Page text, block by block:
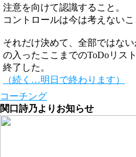
注意を向けて認識すること。
コントロールは今は考えないこ
それだけ決めて、全部ではな
の入ったここまでのToDoリス
終了した。
（続く…明日で終わります）
コーチング
関口詩乃よりお知らせ